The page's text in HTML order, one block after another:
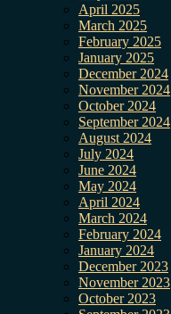
April 2025
March 2025
February 2025
January 2025
December 2024
November 2024
October 2024
September 2024
August 2024
July 2024
June 2024
May 2024
April 2024
March 2024
February 2024
January 2024
December 2023
November 2023
October 2023